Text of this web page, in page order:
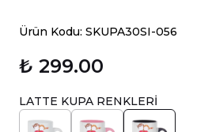
Ürün Kodu: SKUPA30SI-056
₺ 299.00
LATTE KUPA RENKLERİ